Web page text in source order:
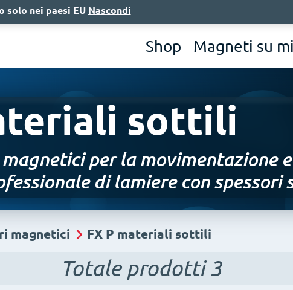
Chi siamo
Shop Magneti su
sottili
per la movimentazione
di lamiere con spessori
magnetici FX P materiali sottili
Totale prodotti3
solo nei paesi EU Nascondi